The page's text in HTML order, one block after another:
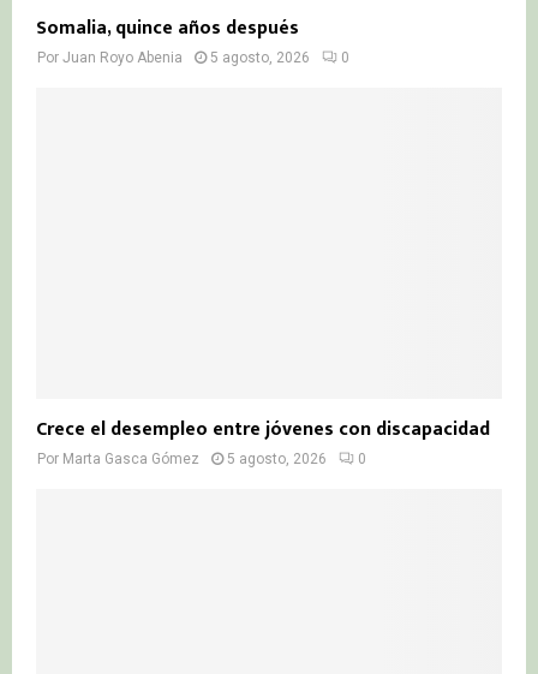
Somalia, quince años después
Por Juan Royo Abenia 5 agosto, 2026 0
Crece el desempleo entre jóvenes con discapacidad
Por Marta Gasca Gómez 5 agosto, 2026 0